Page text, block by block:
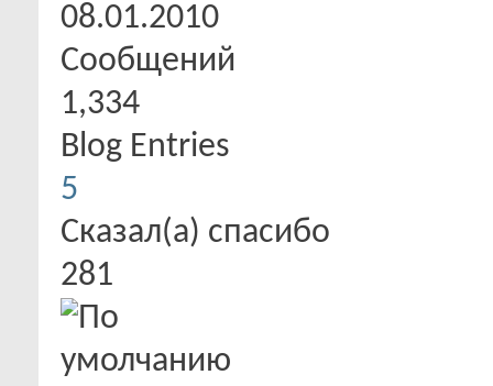
08.01.2010
Сообщений
1,334
Blog Entries
5
Сказал(а) спасибо
281